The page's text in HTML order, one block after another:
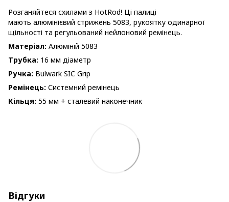
Розганяйтеся схилами з HotRod! Ці палиці
мають алюмінієвий стрижень 5083, рукоятку одинарної
щільності та регульований нейлоновий ремінець.
Матеріал: Алюміній 5083
Трубка: 16 мм діаметр
Ручка: Bulwark SIC Grip
Ремінець: Системний ремінець
Кільця: 55 мм + сталевий наконечник
Відгуки